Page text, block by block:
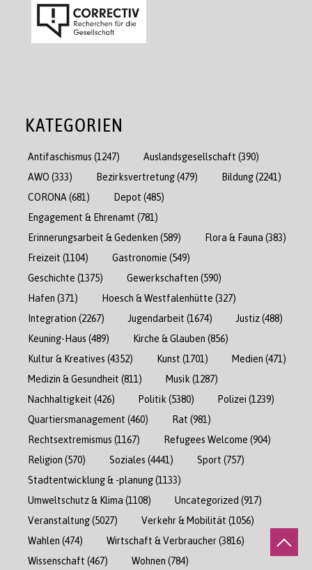
KATEGORIEN
Antifaschismus (1247) Auslandsgesellschaft (390)
AWO (333) Bezirksvertretung(479) Bildung(2241)
CORONA (681) Depot (485)
Engagement & Ehrenamt (781)
Erinnerungsarbeit & Gedenken (589) Flora & Fauna (383)
Freizeit (1104) Gastronomie (549)
Geschichte (1375) Gewerkschaften (590)
Hafen (371) Hoesch & Westfalenhütte (327)
Integration (2267) Jugendarbeit (1674) Justiz(488)
Keuning-Haus (489) Kirche & Glauben (856)
Kultur & Kreatives (4352) Kunst (1701) Medien (471)
Medizin & Gesundheit (811) Musik (1287)
Nachhaltigkeit (426) Politik (5380) Polizei (1239)
Quartiersmanagement (460) Rat (981)
Rechtsextremismus (1167) Refugees Welcome (904)
Religion (570) Soziales (4441) Sport (757)
Stadtentwicklung & -planung(1133)
Umweltschutz & Klima (1108) Uncategorized (917)
Veranstaltung(5027) Verkehr & Mobilität (1056)
Wahlen (474) Wirtschaft & Verbraucher(3816)
Wissenschaft (467) Wohnen (784)